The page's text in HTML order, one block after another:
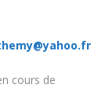
cours de